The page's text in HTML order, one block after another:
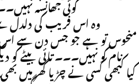
کوئی جھانسہ
وہ اس فریب کی دلدل
منحوس تو ہے جو جس دن سے اس
نام کو نہیں۔۔۔ تائی بیٹے
کیا کبھی کسی نے چڑیا گھر میں